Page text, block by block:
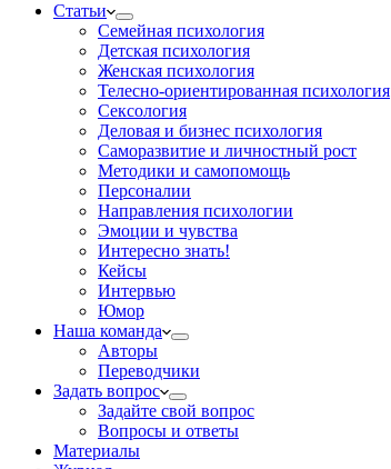
Статьи
Семейная психология
Детская психология
Женская психология
Телесно-ориентированная психология
Сексология
Деловая и бизнес психология
Саморазвитие и личностный рост
Методики и самопомощь
Персоналии
Направления психологии
Эмоции и чувства
Интересно знать!
Кейсы
Интервью
Юмор
Наша команда
Авторы
Переводчики
Задать вопрос
Задайте свой вопрос
Вопросы и ответы
Материалы